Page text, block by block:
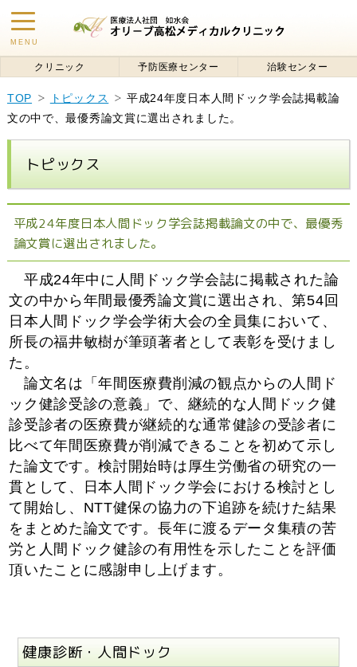
toggle
navigation
MENU
クリニック 予防医療センター 治験センター
TOP トピックス
平成24年度日本人間ドック学会誌掲載論
文の中で、最優秀論文賞に選出されました。
トピックス
平成24年度日本人間ドック学会誌掲載論文の中で、最優秀
論文賞に選出されました。
平成24年中に人間ドック学会誌に掲載された論
文の中から年間最優秀論文賞に選出され、第54回
日本人間ドック学会学術大会の全員集において、
所長の福井敏樹が筆頭著者として表彰を受けまし
た。
論文名は「年間医療費削減の観点からの人間ド
ック健診受診の意義」で、継続的な人間ドック健
診受診者の医療費が継続的な通常健診の受診者に
比べて年間医療費が削減できることを初めて示し
た論文です。検討開始時は厚生労働省の研究の一
貫として、日本人間ドック学会における検討とし
て開始し、NTT健保の協力の下追跡を続けた結果
をまとめた論文です。長年に渡るデータ集積の苦
労と人間ドック健診の有用性を示したことを評価
頂いたことに感謝申し上げます。
健康診断・人間ドック